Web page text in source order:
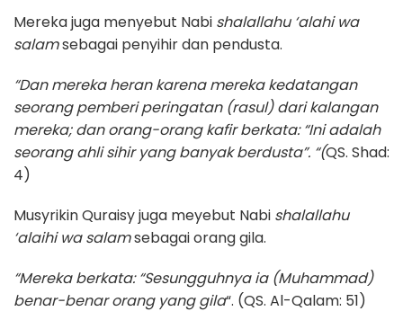
Mereka juga menyebut Nabi shalallahu ‘alahi wa
salamsebagai penyihir dan pendusta.
“Dan mereka heran karena mereka kedatangan
seorang pemberi peringatan (rasul) dari kalangan
mereka; dan orang-orang kafir berkata: “Ini adalah
seorang ahli sihir yang banyak berdusta”. “(QS. Shad:
4)
Musyrikin Quraisy juga meyebut Nabi shalallahu
‘alaihi wa salamsebagai orang gila.
“Mereka berkata: “Sesungguhnya ia (Muhammad)
benar-benar orang yang gila“. (QS. Al-Qalam: 51)